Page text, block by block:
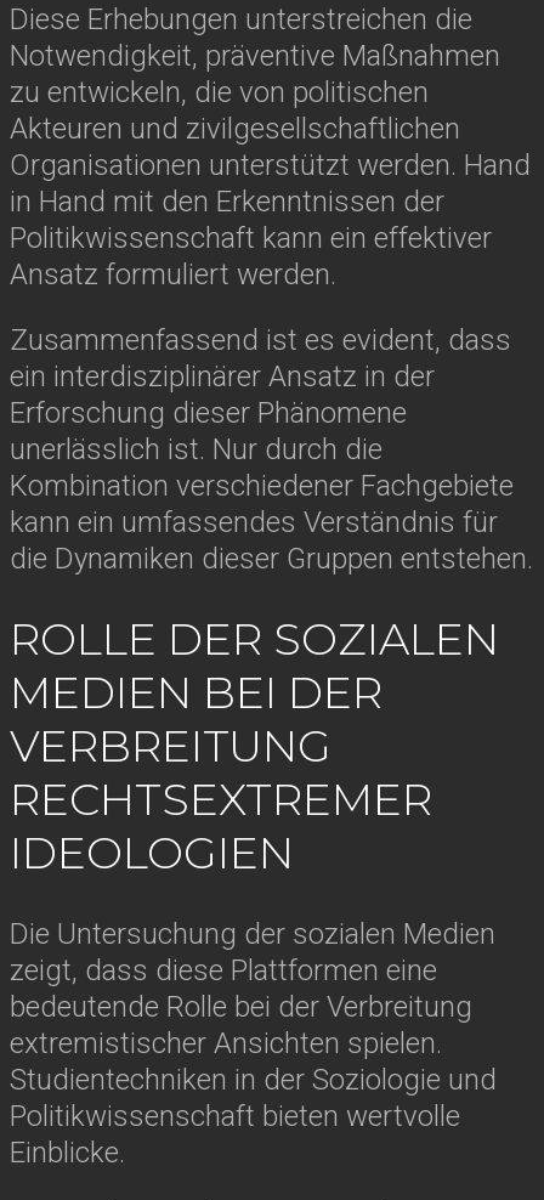
Diese Erhebungen unterstreichen die
Notwendigkeit, präventive Maßnahmen
zu entwickeln, die von politischen
Akteuren und zivilgesellschaftlichen
Organisationen unterstützt werden. Hand
in Hand mit den Erkenntnissen der
Politikwissenschaft kann ein effektiver
Ansatz formuliert werden.
Zusammenfassend ist es evident, dass
ein interdisziplinärer Ansatz in der
Erforschung dieser Phänomene
unerlässlich ist. Nur durch die
Kombination verschiedener Fachgebiete
kann ein umfassendes Verständnis für
die Dynamiken dieser Gruppen entstehen.
ROLLE DER SOZIALEN
MEDIEN BEI DER
VERBREITUNG
RECHTSEXTREMER
IDEOLOGIEN
Die Untersuchung der sozialen Medien
zeigt, dass diese Plattformen eine
bedeutende Rolle bei der Verbreitung
extremistischer Ansichten spielen.
Studientechniken in der Soziologie und
Politikwissenschaft bieten wertvolle
Einblicke.